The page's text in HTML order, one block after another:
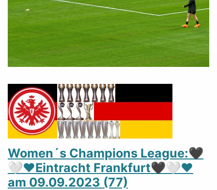
Women´s Champions League:🖤
🤍❤️Eintracht Frankfurt🖤🤍❤️
am 09.09.2023 (77)